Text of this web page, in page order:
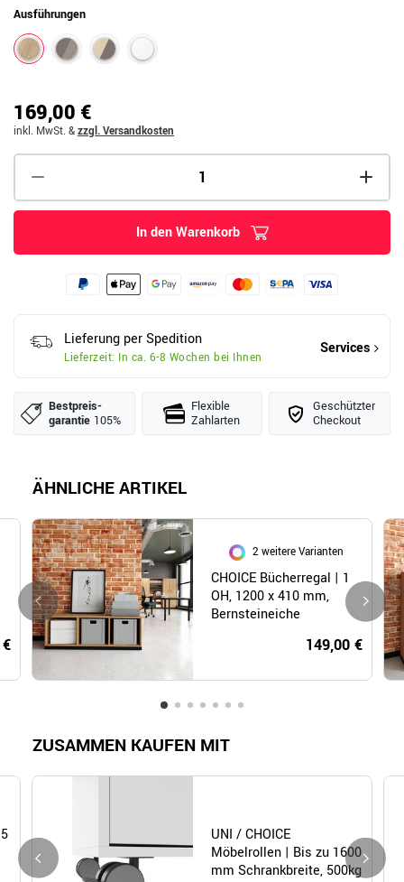
Ausführungen
169,00 €
inkl. MwSt. &zzgl. Versandkosten
In den Warenkorb
Lieferung per Spedition
Lieferzeit: In ca. 6-8 Wochen bei Ihnen
Services
Bestpreis­
garantie 105%
Flexible
Zahlarten
Geschützter
Checkout
ÄHNLICHE ARTIKEL
2 weitere Varianten
CHOICE Bücherregal | 1
OH, 1200 x 410 mm,
Bernsteineiche
149,00 €
ZUSAMMEN KAUFEN MIT
UNI / CHOICE
Möbelrollen | Bis zu 1600
mm Schrankbreite, 500kg